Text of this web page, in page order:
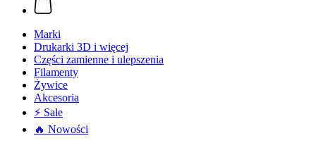
Marki
Drukarki 3D i więcej
Części zamienne i ulepszenia
Filamenty
Żywice
Akcesoria
⚡ Sale
🔥 Nowości